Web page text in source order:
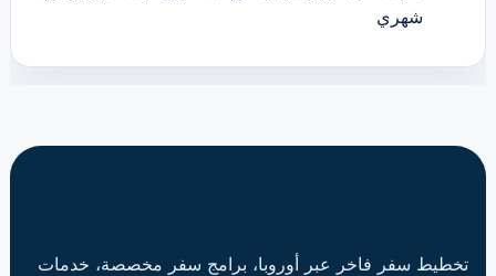
شهري
تخطيط سفر فاخر عبر أوروبا، برامج سفر مخصصة، خدمات